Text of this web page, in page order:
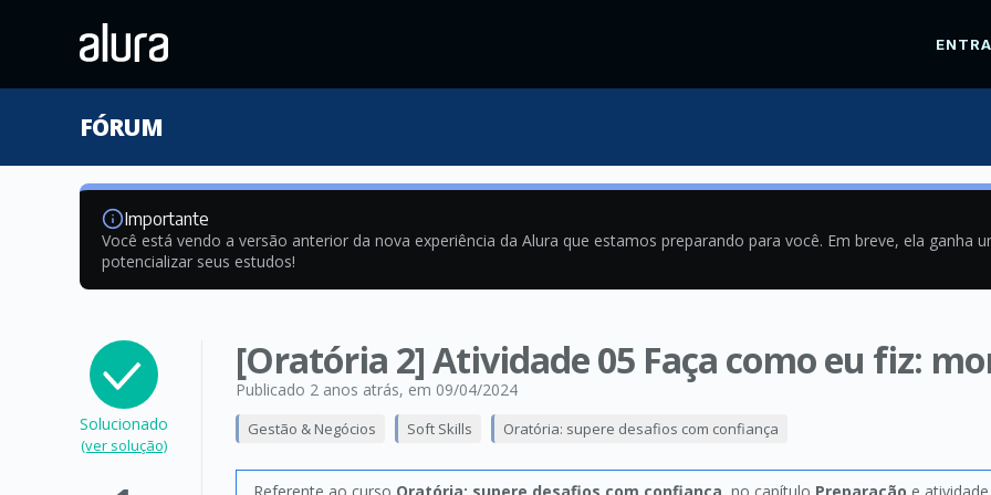
FÓRUM
Importante
Você está vendo a versão anterior da nova experiência da Alura que estamos preparando para você. Em breve, ela ganha
potencializar seus estudos!
Solucionado
(ver solução)
[Oratória 2] Atividade 05 Faça como eu fiz:
Publicado 2 anos atrás, em 09/04/2024
Gestão & Negócios Soft Skills Oratória: supere desafios com confiança